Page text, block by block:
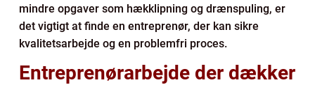
mindre opgaver som hækklipning og drænspuling, er
det vigtigt at finde en entreprenør, der kan sikre
kvalitetsarbejde og en problemfri proces.
Entreprenørarbejde der dækker